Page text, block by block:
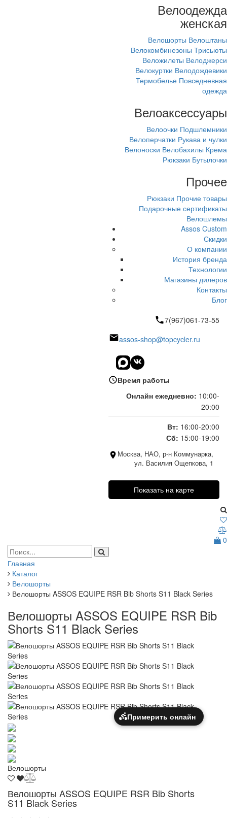
Велоодежда
женская
Велошорты Велоштаны
Велокомбинезоны Трисьюты
Веложилеты Велоджерси
Велокуртки Велодождевики
Термобелье Повседневная
одежда
Велоаксессуары
Велоочки Подшлемники
Велоперчатки Рукава и чулки
Велоноски Велобахилы Крема
Рюкзаки Бутылочки
Прочее
Рюкзаки Прочие товары
Подарочные сертификаты
Велошлемы
Assos Custom
Скидки
О компании
История бренда
Технологии
Магазины дилеров
Контакты
Блог
7(967)061-73-55
assos-shop@topcycler.ru
Время работы
Онлайн ежедневно: 10:00-
20:00
Вт: 16:00-20:00
Сб: 15:00-19:00
Москва, НАО, р-н Коммунарка,
ул. Василия Ощепкова, 1
Показать на карте
0
Главная
Каталог
Велошорты
Велошорты ASSOS EQUIPE RSR Bib Shorts S11 Black Series
Велошорты ASSOS EQUIPE RSR Bib
Shorts S11 Black Series
Примерить онлайн
Велошорты
Велошорты ASSOS EQUIPE RSR Bib Shorts
S11 Black Series